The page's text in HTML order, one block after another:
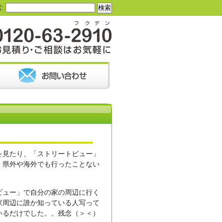
たり、「ストリートビュー」
外や海外でも行ったことない
ー」で自分の家の周辺に行く
辺に誰か知っている人写って
だけでした。。残念（＞＜）